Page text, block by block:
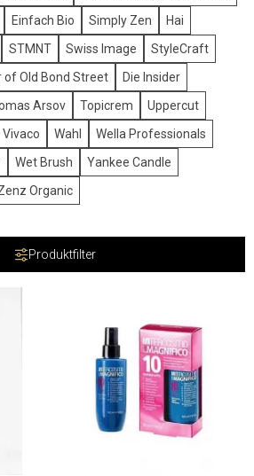
Einfach Bio Simply Zen
Hai
STMNT Swiss Image
StyleCraft
of Old Bond Street
Die Insider
Arsov Topicrem
Uppercut
Vivaco Wahl
Wella Professionals
Wet Brush
Yankee Candle
Organic
Produktfilter